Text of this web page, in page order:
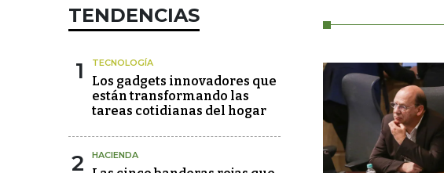
TENDENCIAS
1 TECNOLOGÍA
Los gadgets innovadores que
están transformando las
tareas cotidianas del hogar
2 HACIENDA